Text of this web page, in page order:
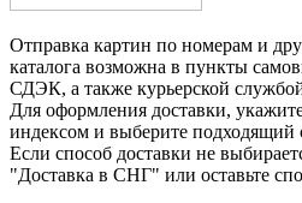
Отправка картин по номерам и
каталога возможна в пункты
СДЭК, а также курьерской
Для оформления доставки,
индексом и выберите подходящий
Если способ доставки не
"Доставка в СНГ" или оставьте